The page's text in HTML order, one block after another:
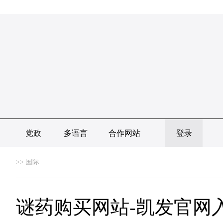
党政 多语言 合作网站 登录
>> 国际
谜药购买网站-凯发官网